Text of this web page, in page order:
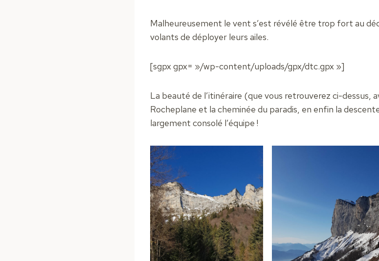
Malheureusement le vent s’est révélé être trop fort au
volants de déployer leurs ailes.
[sgpx gpx= »/wp-content/uploads/gpx/dtc.gpx »]
La beauté de l’itinéraire (que vous retrouverez ci-dessus,
Rocheplane et la cheminée du paradis, en enfin la
largement consolé l’équipe !